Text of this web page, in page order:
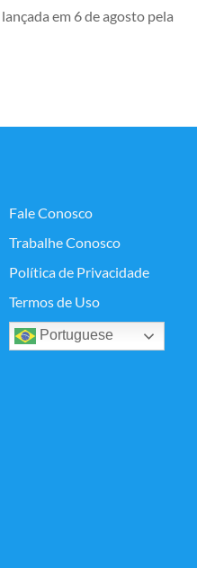
em 6 de agosto pela
Fale Conosco
Trabalhe Conosco
Política de Privacidade
Termos de Uso
Portuguese